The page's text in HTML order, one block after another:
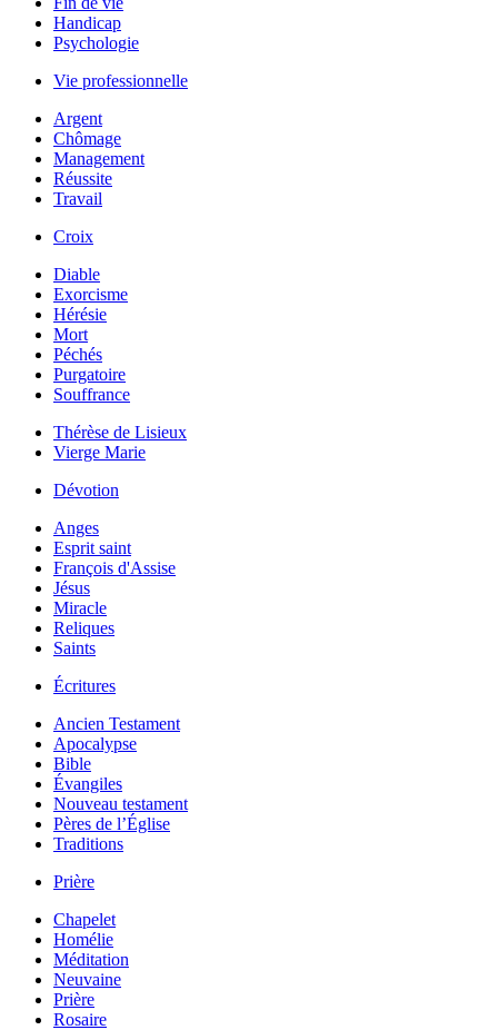
Handicap
Psychologie
Vie professionnelle
Argent
Chômage
Management
Réussite
Travail
Croix
Diable
Exorcisme
Hérésie
Mort
Péchés
Purgatoire
Souffrance
Thérèse de Lisieux
Vierge Marie
Dévotion
Anges
Esprit saint
François d'Assise
Jésus
Miracle
Reliques
Saints
Écritures
Ancien Testament
Apocalypse
Bible
Évangiles
Nouveau testament
Pères de l’Église
Traditions
Prière
Chapelet
Homélie
Méditation
Neuvaine
Prière
Rosaire